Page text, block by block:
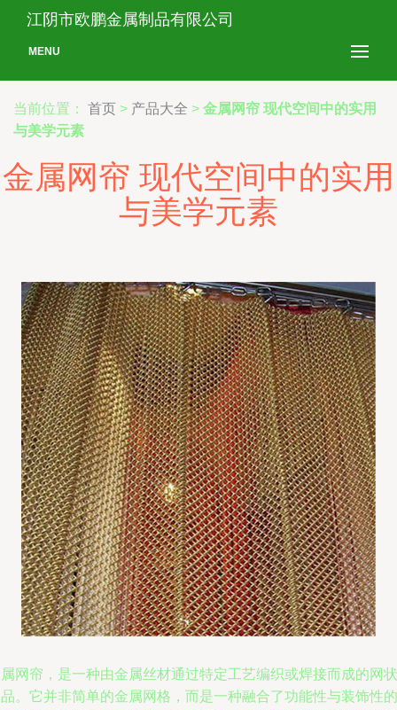
江阴市欧鹏金属制品有限公司
MENU
当前位置： 首页 > 产品大全 > 金属网帘 现代空间中的实用
与美学元素
金属网帘 现代空间中的实用
与美学元素
网帘，是一种由金属丝材通过特定工艺编织或焊接而成的网状
。它并非简单的金属网格，而是一种融合了功能性与装饰性的